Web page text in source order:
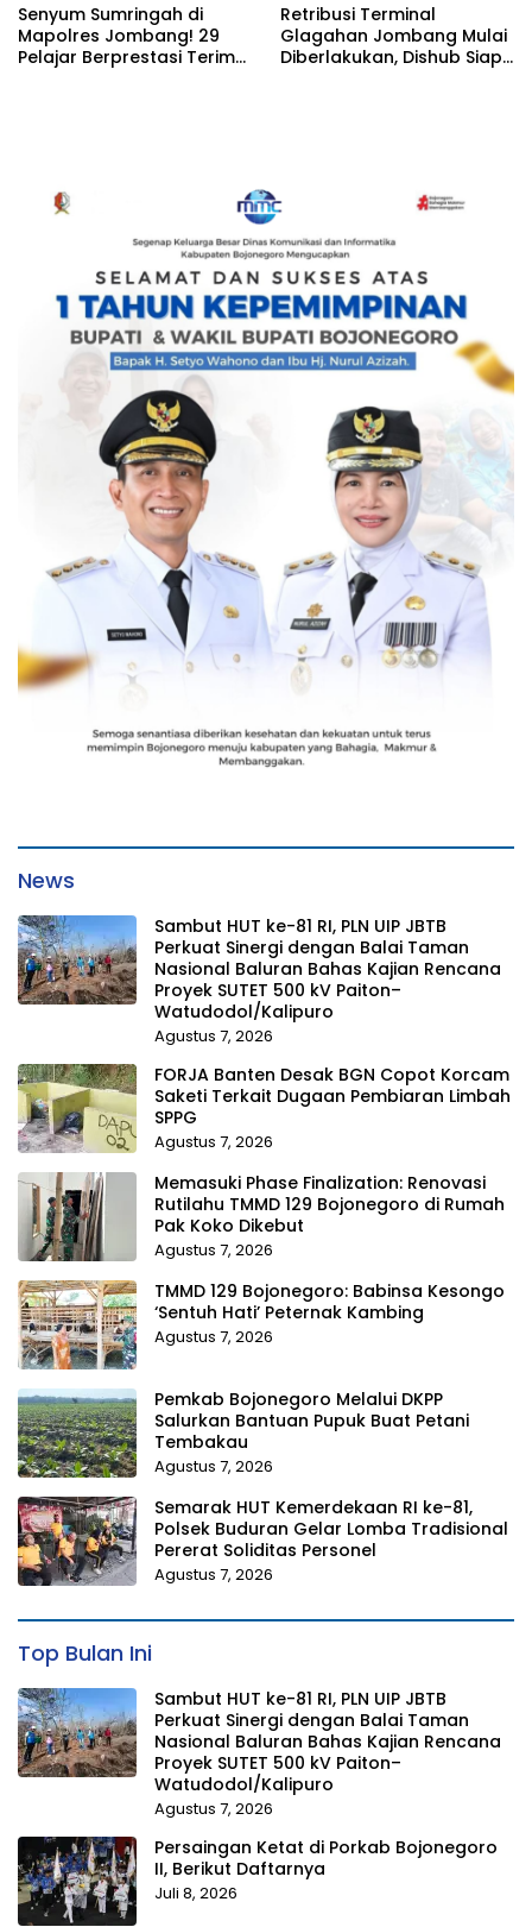
Senyum Sumringah di
Mapolres Jombang! 29
Pelajar Berprestasi Terima
Retribusi Terminal
Glagahan Jombang Mulai
Diberlakukan, Dishub Siap
News
Sambut HUT ke-81 RI, PLN UIP JBTB
Perkuat Sinergi dengan Balai Taman
Nasional Baluran Bahas Kajian Rencana
Proyek SUTET 500 kV Paiton–
Watudodol/Kalipuro
Agustus 7, 2026
FORJA Banten Desak BGN Copot Korcam
Saketi Terkait Dugaan Pembiaran Limbah
SPPG
Agustus 7, 2026
Memasuki Phase Finalization: Renovasi
Rutilahu TMMD 129 Bojonegoro di Rumah
Pak Koko Dikebut
Agustus 7, 2026
TMMD 129 Bojonegoro: Babinsa Kesongo
‘Sentuh Hati’ Peternak Kambing
Agustus 7, 2026
Pemkab Bojonegoro Melalui DKPP
Salurkan Bantuan Pupuk Buat Petani
Tembakau
Agustus 7, 2026
Semarak HUT Kemerdekaan RI ke-81,
Polsek Buduran Gelar Lomba Tradisional
Pererat Soliditas Personel
Agustus 7, 2026
Top Bulan Ini
Sambut HUT ke-81 RI, PLN UIP JBTB
Perkuat Sinergi dengan Balai Taman
Nasional Baluran Bahas Kajian Rencana
Proyek SUTET 500 kV Paiton–
Watudodol/Kalipuro
Agustus 7, 2026
Persaingan Ketat di Porkab Bojonegoro
II, Berikut Daftarnya
Juli 8, 2026